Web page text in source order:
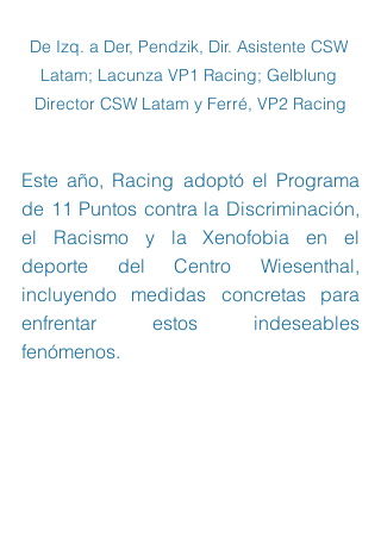
De Izq. a Der, Pendzik, Dir. Asistente CSW
Latam; Lacunza VP1 Racing; Gelblung
Director CSW Latam y Ferré, VP2 Racing
Este año, Racing adoptó el Programa
de 11 Puntos contra la Discriminación,
el Racismo y la Xenofobia en el
deporte del Centro Wiesenthal,
incluyendo medidas concretas para
enfrentar estos indeseables
fenómenos.